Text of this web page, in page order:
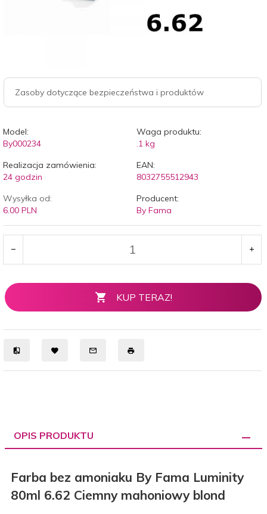
Zasoby dotyczące bezpieczeństwa i produktów
Model:
By000234
Waga produktu:
.1 kg
Realizacja zamówienia:
24 godzin
EAN:
8032755512943
Wysyłka od:
6.00 PLN
Producent:
By Fama
KUP TERAZ!
OPIS PRODUKTU
Farba bez amoniaku By Fama Luminity
80ml 6.62 Ciemny mahoniowy blond